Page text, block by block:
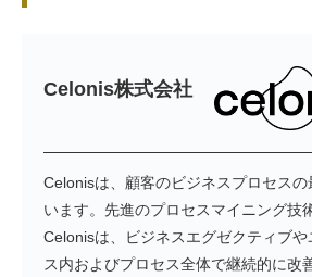
Celonis株式会社
Celonisは、顧客のビジネスプロセス
います。先進のプロセスマイニング技
Celonisは、ビジネスエグゼクティブ
ス内およびプロセス全体で継続的に改